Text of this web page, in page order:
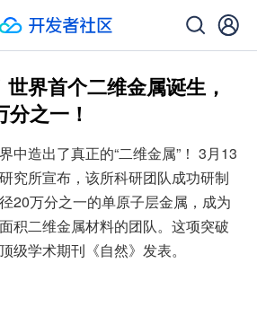
界首个二维金属诞生，
之一！
中造出了真正的“二维金属”！ 3月13
究所宣布，该所科研团队成功研制
20万分之一的单原子层金属，成为
积二维金属材料的团队。这项突破
级学术期刊《自然》发表。